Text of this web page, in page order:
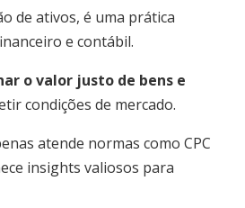
de ativos, é uma prática
e contábil.
o valor justo de bens e
condições de mercado.
atende normas como CPC
insights valiosos para